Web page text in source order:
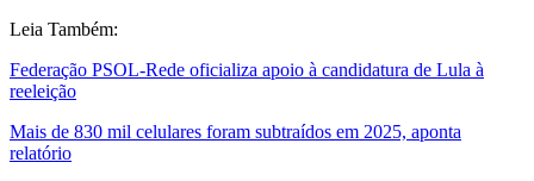
Leia Também:
Federação PSOL-Rede oficializa apoio à candidatura de Lula à
reeleição
Mais de 830 mil celulares foram subtraídos em 2025, aponta
relatório